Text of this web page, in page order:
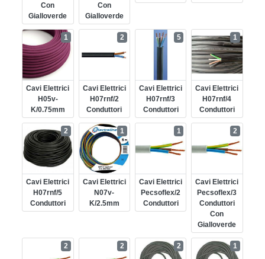
Con
Gialloverde
Con
Gialloverde
Cavi Elettrici
H05v-
K/0.75mm
1
Cavi Elettrici
H07rnf/2
Conduttori
2
Cavi Elettrici
H07rnf/3
Conduttori
5
Cavi Elettrici
H07rnf/4
Conduttori
1
Cavi Elettrici
H07rnf/5
Conduttori
2
Cavi Elettrici
N07v-
K/2.5mm
1
Cavi Elettrici
Pecsoflex/2
Conduttori
1
Cavi Elettrici
Pecsoflex/3
Conduttori
Con
Gialloverde
2
2 2 2 1